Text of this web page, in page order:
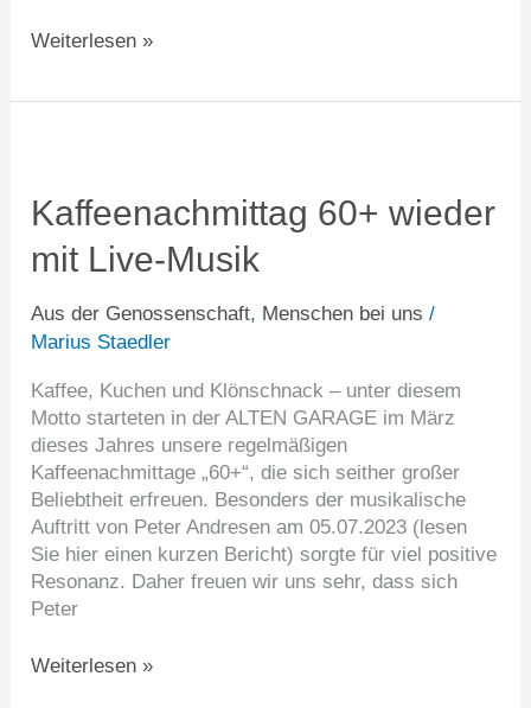
Weiterlesen »
Kaffeenachmittag 60+ wieder
mit Live-Musik
Aus der Genossenschaft, Menschen bei uns /
Marius Staedler
Kaffee, Kuchen und Klönschnack – unter diesem
Motto starteten in der ALTEN GARAGE im März
dieses Jahres unsere regelmäßigen
Kaffeenachmittage „60+“, die sich seither großer
Beliebtheit erfreuen. Besonders der musikalische
Auftritt von Peter Andresen am 05.07.2023 (lesen
Sie hier einen kurzen Bericht) sorgte für viel positive
Resonanz. Daher freuen wir uns sehr, dass sich
Peter
wieder
mit
Live-
Weiterlesen »